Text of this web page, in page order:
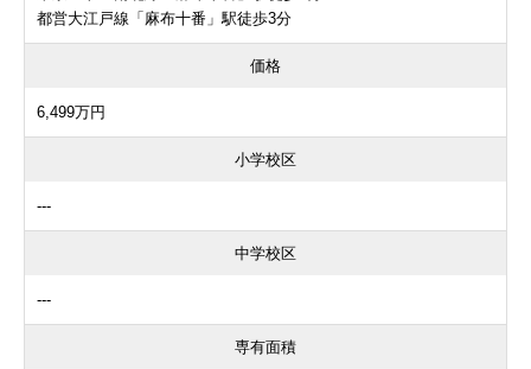
都営大江戸線「麻布十番」駅徒歩3分
価格
6,499万円
小学校区
---
中学校区
---
専有面積